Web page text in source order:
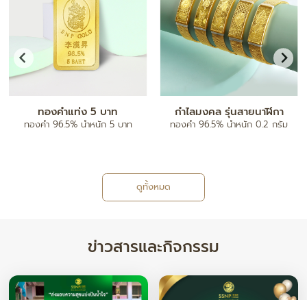
จี้ตัวอักษร A-Z
ทองคำ 96.5% น้ำหนัก ครึ่งสลึง/ 1
กำไลข้อมือ
ทองคำ 80% ฝังเพชรแท้
ดูทั้งหมด
ข่าวสารและกิจกรรม